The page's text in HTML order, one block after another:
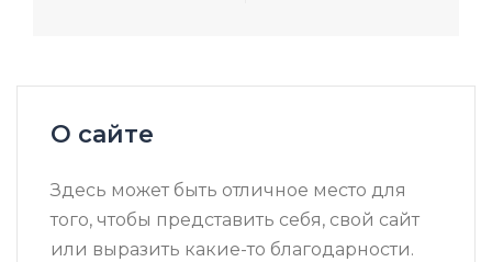
О сайте
Здесь может быть отличное место для
того, чтобы представить себя, свой сайт
или выразить какие-то благодарности.